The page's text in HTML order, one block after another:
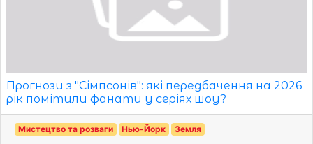
Прогнози з "Сімпсонів": які передбачення на 2026
рік помітили фанати у серіях шоу?
Мистецтво та розваги Нью-Йорк Земля